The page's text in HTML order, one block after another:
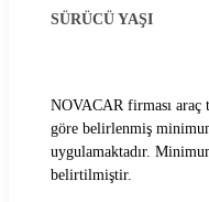
Greenmotion Araç
Hasgül Araç Kiralama
Hit Araç Kiralama
SÜRÜCÜ YAŞI
NOVACAR firması araç
göre belirlenmiş
uygulamaktadır.
belirtilmiştir.